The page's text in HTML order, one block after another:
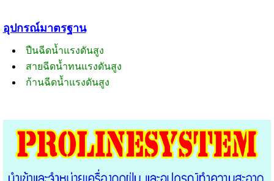
อุปกรณ์มาตรฐาน
ปืนฉีดน้ำแรงดันสูง
สายฉีดน้ำทนแรงดันสูง
ก้านฉีดน้ำแรงดันสูง